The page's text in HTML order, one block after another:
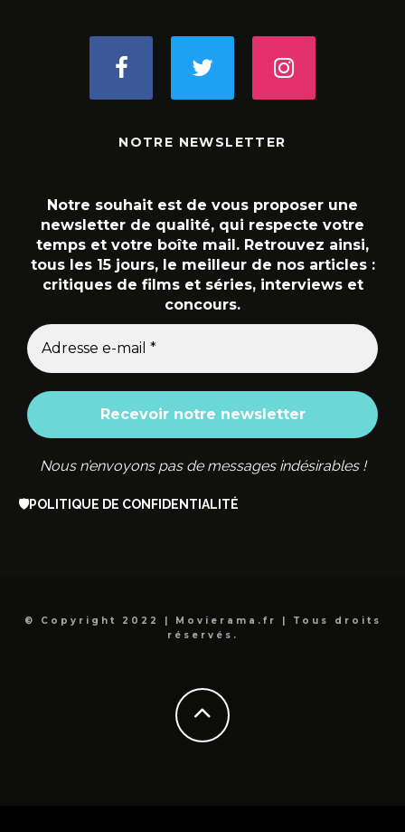
NOTRE NEWSLETTER
Notre souhait est de vous proposer une
newsletter de qualité, qui respecte votre
temps et votre boîte mail. Retrouvez ainsi,
tous les 15 jours, le meilleur de nos articles :
critiques de films et séries, interviews et
concours.
Nous n’envoyons pas de messages indésirables !
🛡️POLITIQUE DE CONFIDENTIALITÉ
© Copyright 2022 | Movierama.fr | Tous droits
réservés.